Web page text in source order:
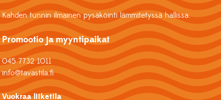
Kahden tunnin ilmainen pysäköinti lämmitetyssä hallissa.
Promootio ja myyntipaikat
045 7732 1011
info@tavastila.fi
Vuokraa liiketila